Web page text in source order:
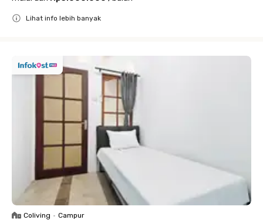
Lihat info lebih banyak
Coliving • Campur